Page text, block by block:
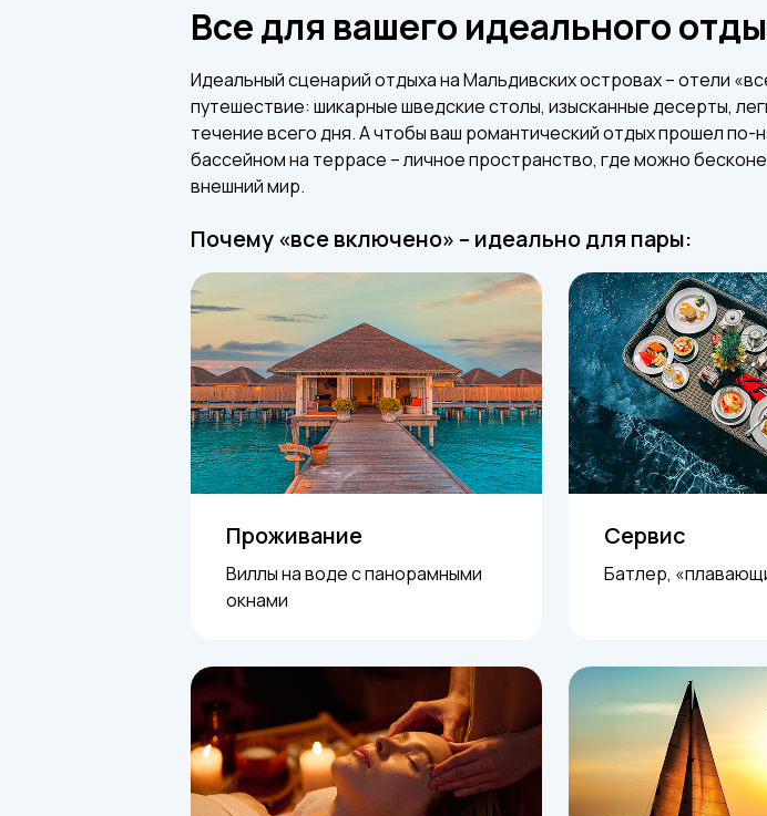
Все для вашего идеального
Идеальный сценарий отдыха на Мальдивских островах – отели
путешествие: шикарные шведские столы, изысканные десерты,
течение всего дня. А чтобы ваш романтический отдых прошел
бассейном на террасе – личное пространство, где можно
внешний мир.
Почему «все включено» – идеально для пары:
Проживание
Виллы на воде с панорамными
окнами
Сервис
Батлер,